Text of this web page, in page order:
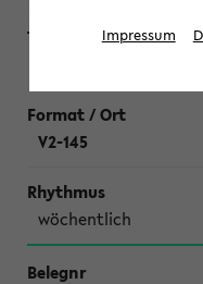
V2-145
wöchentlich
Impressum